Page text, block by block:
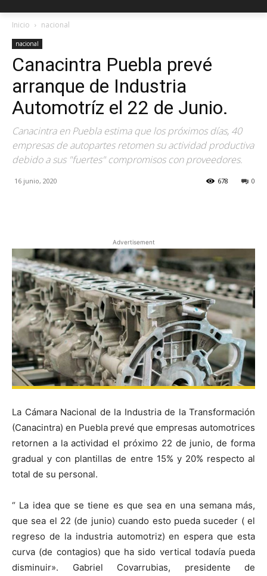
Inicio nacional
nacional
Canacintra Puebla prevé
arranque de Industria
Automotríz el 22 de Junio.
Canacintra en Puebla estima que los próximos días, 40
empresas de autopartes retomen su actividad productiva
debido a sus "fuertes" compromisos con proveedores.
16 junio, 2020 0
678
Advertisement
La Cámara Nacional de la Industria de la Transformación
(Canacintra) en Puebla prevé que empresas automotrices
retornen a la actividad el próximo 22 de junio, de forma
gradual y con plantillas de entre 15% y 20% respecto al
total de su personal.
“ La idea que se tiene es que sea en una semana más,
que sea el 22 (de junio) cuando esto pueda suceder ( el
regreso de la industria automotriz) en espera que esta
curva (de contagios) que ha sido vertical todavía pueda
disminuir». Gabriel Covarrubias, presidente de